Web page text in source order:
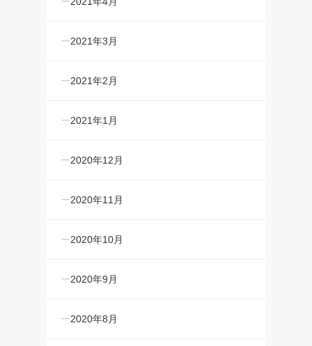
2021年3月
2021年2月
2021年1月
2020年12月
2020年11月
2020年10月
2020年9月
2020年8月